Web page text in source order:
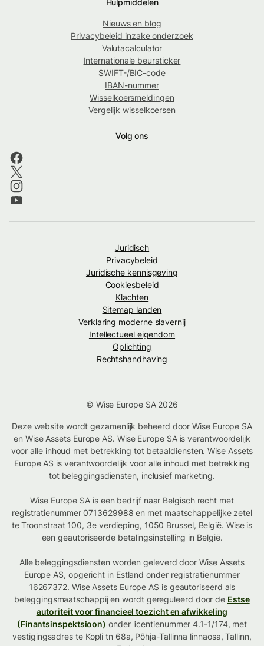
Nieuws en blog
Privacybeleid inzake onderzoek
Valutacalculator
Internationale beursticker
SWIFT-/BIC-code
IBAN-nummer
Wisselkoersmeldingen
Vergelijk wisselkoersen
Volg ons
Juridisch
Privacybeleid
Juridische kennisgeving
Cookiesbeleid
Klachten
Sitemap landen
Verklaring moderne slavernij
Intellectueel eigendom
Oplichting
Rechtshandhaving
© Wise Europe SA 2026
Deze website wordt gezamenlijk beheerd door Wise Europe SA
en Wise Assets Europe AS. Wise Europe SA is verantwoordelijk
voor alle inhoud met betrekking tot betaaldiensten. Wise Assets
Europe AS is verantwoordelijk voor alle inhoud met betrekking
tot beleggingsdiensten, inclusief marketing.
Wise Europe SA is een bedrijf naar Belgisch recht met
registratienummer 0713629988 en met maatschappelijke zetel
te Troonstraat 100, 3e verdieping, 1050 Brussel, België. Wise is
een geautoriseerde betalingsinstelling in België.
Alle beleggingsdiensten worden geleverd door Wise Assets
Europe AS, opgericht in Estland onder registratienummer
16267372. Wise Assets Europe AS is geautoriseerd als
beleggingsmaatschappij en wordt gereguleerd door de Estse
autoriteit voor financieel toezicht en afwikkeling
(Finantsinspektsioon) onder licentienummer 4.1-1/174, met
vestigingsadres te Kopli tn 68a, Põhja-Tallinna linnaosa, Tallinn,